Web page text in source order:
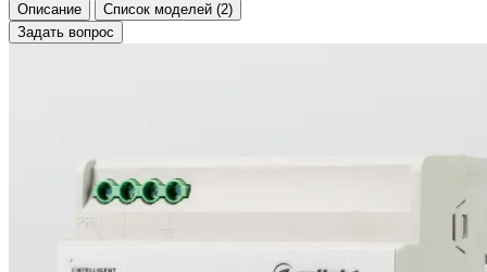
Описание
Список моделей (2)
Задать вопрос